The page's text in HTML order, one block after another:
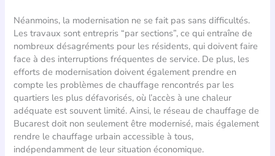
Néanmoins, la modernisation ne se fait pas sans difficultés.
Les travaux sont entrepris “par sections”, ce qui entraîne de
nombreux désagréments pour les résidents, qui doivent faire
face à des interruptions fréquentes de service. De plus, les
efforts de modernisation doivent également prendre en
compte les problèmes de chauffage rencontrés par les
quartiers les plus défavorisés, où l’accès à une chaleur
adéquate est souvent limité. Ainsi, le réseau de chauffage de
Bucarest doit non seulement être modernisé, mais également
rendre le chauffage urbain accessible à tous,
indépendamment de leur situation économique.